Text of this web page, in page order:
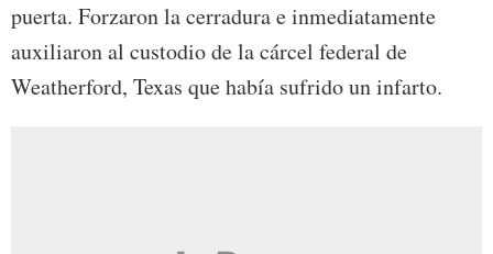
puerta. Forzaron la cerradura e inmediatamente
auxiliaron al custodio de la cárcel federal de
Weatherford, Texas que había sufrido un infarto.